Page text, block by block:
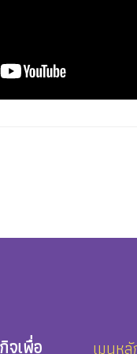
จเพื่อ เมนูหลั